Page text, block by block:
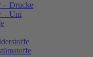
– Drucke
– Uni